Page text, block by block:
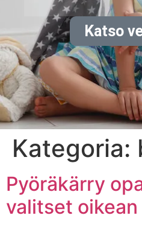
Katso
Kategoria:
Pyöräkärry
valitset oikean